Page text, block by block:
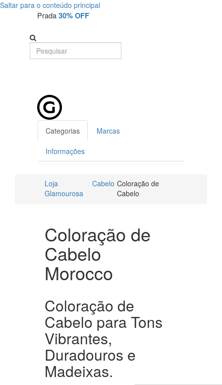
Saltar para o conteúdo principal
Prada30% OFF
Categorias Marcas
Informações
Loja
Glamourosa
Cabelo Coloração de
Cabelo
Coloração de
Cabelo
Morocco
Coloração de
Cabelo para Tons
Vibrantes,
Duradouros e
Madeixas.